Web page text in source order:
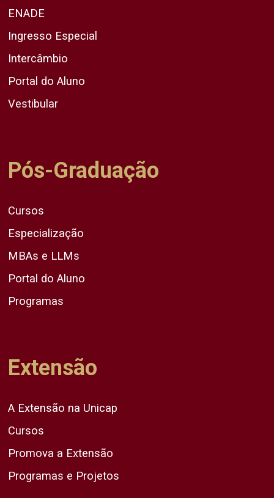
ENADE
Ingresso Especial
Intercâmbio
Portal do Aluno
Vestibular
Pós-Graduação
Cursos
Especialização
MBAs e LLMs
Portal do Aluno
Programas
Extensão
A Extensão na Unicap
Cursos
Promova a Extensão
Programas e Projetos